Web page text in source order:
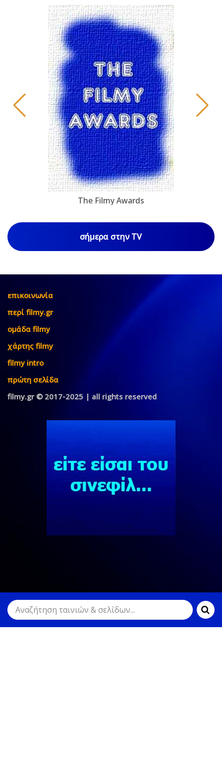
The Filmy Awards
σήμερα στην TV
επικοινωνία
περί filmy.gr
ομάδα filmy
χάρτης filmy
filmy intro
πρώτη σελίδα
filmy.gr © 2017-2025 | all rights reserved